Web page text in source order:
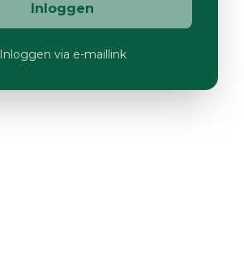
Inloggen
Inloggen via e-maillink